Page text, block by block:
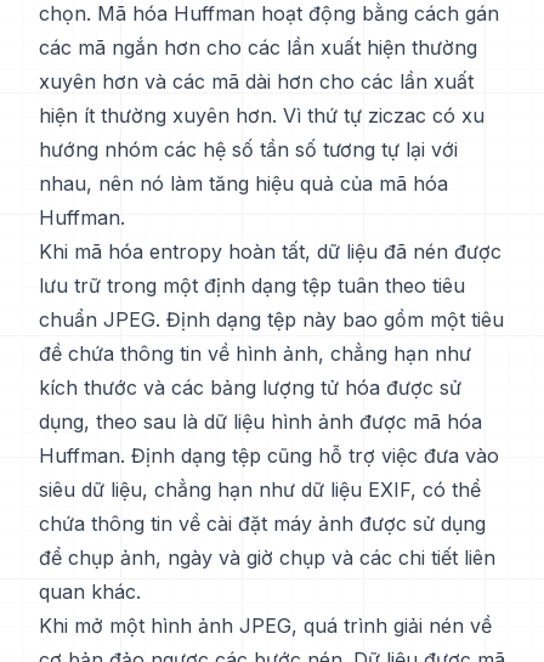
chọn. Mã hóa Huffman hoạt động bằng cách gán
các mã ngắn hơn cho các lần xuất hiện thường
xuyên hơn và các mã dài hơn cho các lần xuất
hiện ít thường xuyên hơn. Vì thứ tự ziczac có xu
hướng nhóm các hệ số tần số tương tự lại với
nhau, nên nó làm tăng hiệu quả của mã hóa
Huffman.
Khi mã hóa entropy hoàn tất, dữ liệu đã nén được
lưu trữ trong một định dạng tệp tuân theo tiêu
chuẩn JPEG. Định dạng tệp này bao gồm một tiêu
đề chứa thông tin về hình ảnh, chẳng hạn như
kích thước và các bảng lượng tử hóa được sử
dụng, theo sau là dữ liệu hình ảnh được mã hóa
Huffman. Định dạng tệp cũng hỗ trợ việc đưa vào
siêu dữ liệu, chẳng hạn như dữ liệu EXIF, có thể
chứa thông tin về cài đặt máy ảnh được sử dụng
để chụp ảnh, ngày và giờ chụp và các chi tiết liên
quan khác.
Khi mở một hình ảnh JPEG, quá trình giải nén về